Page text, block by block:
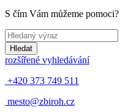
S čím Vám můžeme pomoci?
Hledat
rozšířené vyhledávání
+420 373 749 511
mesto@zbiroh.cz